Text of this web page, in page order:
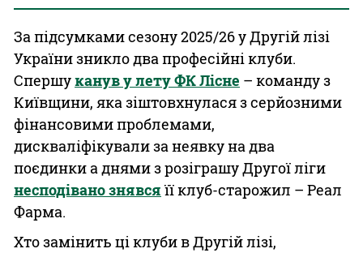
За підсумками сезону 2025/26 у Другій лізі
України зникло два професійні клуби.
Спершуканув у лету ФК Лісне – команду з
Київщини, яка зіштовхнулася з серйозними
фінансовими проблемами,
дискваліфікували за неявку на два
поєдинки а днями з розіграшу Другої ліги
несподівано знявсяїї клуб-старожил – Реал
Фарма.
Хто замінить ці клуби в Другій лізі,